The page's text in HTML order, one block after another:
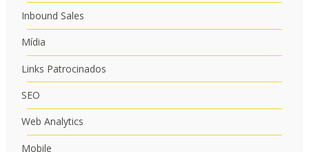
Inbound Sales
Mídia
Links Patrocinados
SEO
Web Analytics
Mobile